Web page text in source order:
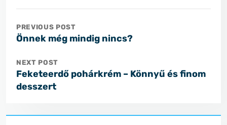
PREVIOUS POST
Önnek még mindig nincs?
NEXT POST
Feketeerdő pohárkrém – Könnyű és finom
desszert